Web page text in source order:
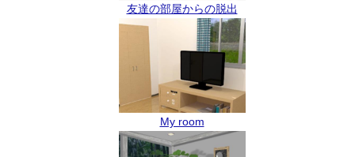
友達の部屋からの脱出
My room